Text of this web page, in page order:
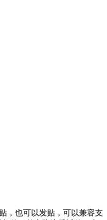
，也可以发贴，可以兼容支